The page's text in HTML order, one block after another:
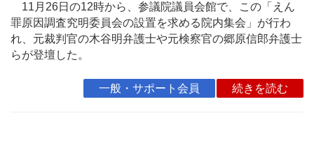
11月26日の12時から、参議院議員会館で、この「えん
罪原因調査究明委員会の設置を求める院内集会」が行わ
れ、元裁判官の木谷明弁護士や元検察官の郷原信郎弁護士
らが登壇した。
一般・サポート会員 続きを読む